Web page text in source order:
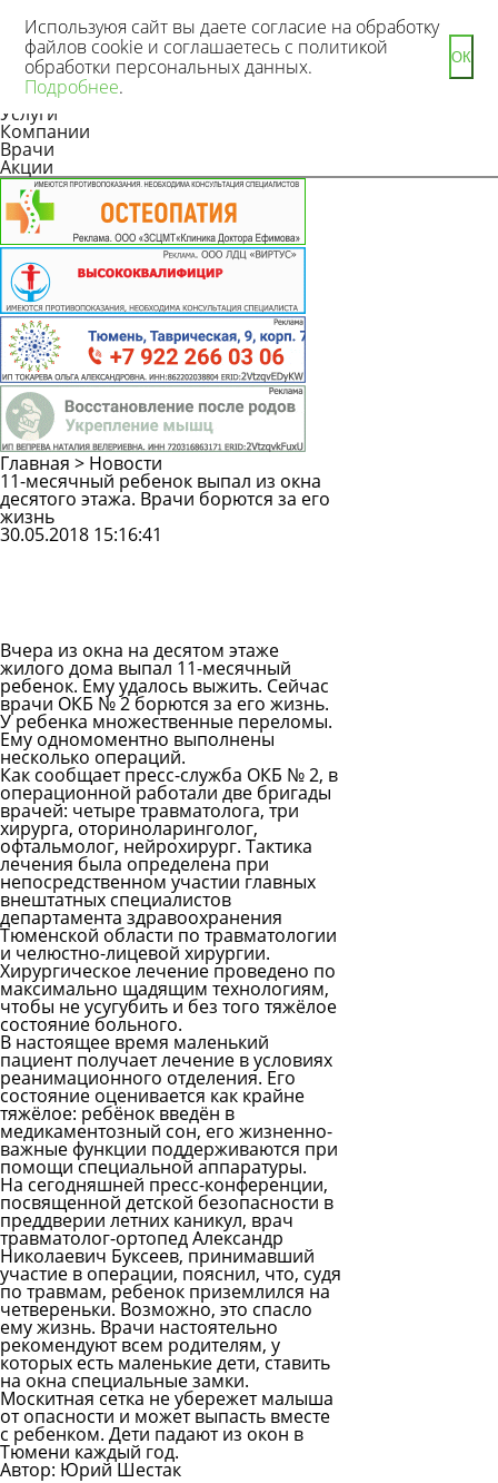
Новости
Статьи
Услуги
Компании
Врачи
Акции
Главная > Новости
11-месячный ребенок выпал из окна
десятого этажа. Врачи борются за его
жизнь
30.05.2018 15:16:41
Вчера из окна на десятом этаже
жилого дома выпал 11-месячный
ребенок. Ему удалось выжить. Сейчас
врачи ОКБ № 2 борются за его жизнь.
У ребенка множественные переломы.
Ему одномоментно выполнены
несколько операций.
Как сообщает пресс-служба ОКБ № 2, в
операционной работали две бригады
врачей: четыре травматолога, три
хирурга, оториноларинголог,
офтальмолог, нейрохирург. Тактика
лечения была определена при
непосредственном участии главных
внештатных специалистов
департамента здравоохранения
Тюменской области по травматологии
и челюстно-лицевой хирургии.
Хирургическое лечение проведено по
максимально щадящим технологиям,
чтобы не усугубить и без того тяжёлое
состояние больного.
В настоящее время маленький
пациент получает лечение в условиях
реанимационного отделения. Его
состояние оценивается как крайне
тяжёлое: ребёнок введён в
медикаментозный сон, его жизненно-
важные функции поддерживаются при
помощи специальной аппаратуры.
На сегодняшней пресс-конференции,
посвященной детской безопасности в
преддверии летних каникул, врач
травматолог-ортопедАлександр
Николаевич Буксеев, принимавший
участие в операции, пояснил, что, судя
по травмам, ребенок приземлился на
четвереньки. Возможно, это спасло
ему жизнь. Врачи настоятельно
рекомендуют всем родителям, у
которых есть маленькие дети, ставить
на окна специальные замки.
Москитная сетка не убережет малыша
от опасности и может выпасть вместе
с ребенком. Дети падают из окон в
Тюмени каждый год.
Автор: Юрий Шестак
Используюя сайт вы даете согласие на обработку
файлов cookie и соглашаетесь с политикой
обработки персональных данных.
Подробнее.
ОК